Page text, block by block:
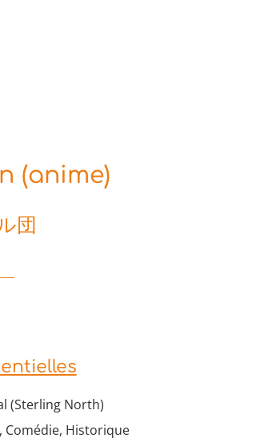
(anime)
団
(Sterling North)
Comédie, Historique